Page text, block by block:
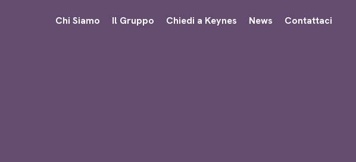
Chi Siamo Il Gruppo Chiedi a Keynes News Contattaci